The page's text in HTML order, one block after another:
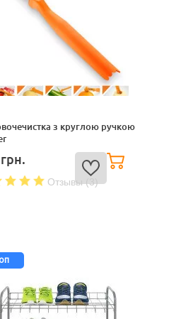
з круглою ручкою
грн.
Отзывы (3)